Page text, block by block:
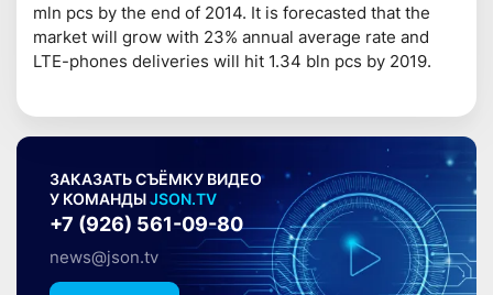
mln pcs by the end of 2014. It is forecasted that the
market will grow with 23% annual average rate and
LTE-phones deliveries will hit 1.34 bln pcs by 2019.
ЗАКАЗАТЬ СЪЁМКУ ВИДЕО
У КОМАНДЫJSON.TV
+7 (926) 561-09-80
news@json.tv